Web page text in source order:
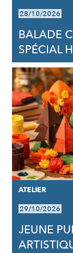
28/10/2026
BALADE
SPÉCIAL
ATELIER
29/10/2026
JEUNE